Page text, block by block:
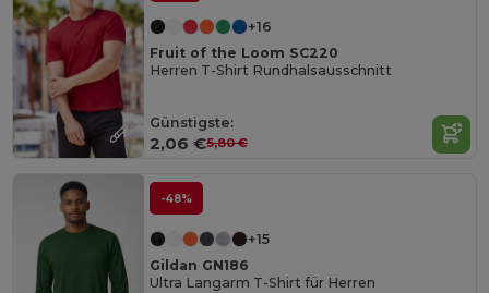
+16
Fruit of the Loom SC220
Herren T-Shirt Rundhalsausschnitt
Günstigste:
2,06 €5,80 €
-48%
+15
Gildan GN186
Ultra Langarm T-Shirt für Herren